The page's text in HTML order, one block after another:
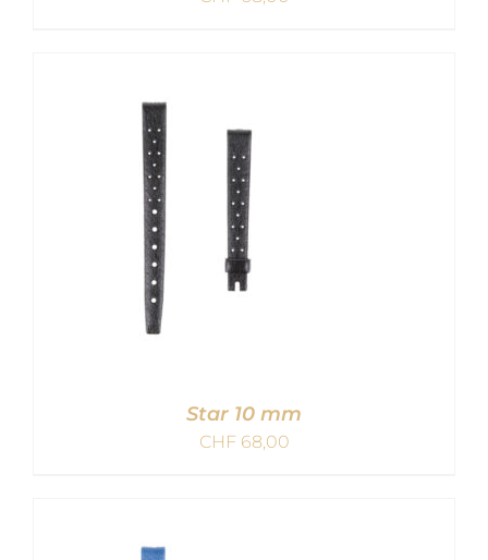
Star 10 mm
CHF68,00